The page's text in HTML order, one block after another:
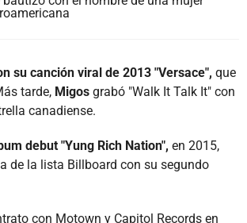
su canción viral de 2013 "Versace", que
tarde, Migos grabó "Walk It Talk It" con
canadiense.
debut "Yung Rich Nation", en 2015,
de la lista Billboard con su segundo
con Motown y Capitol Records en